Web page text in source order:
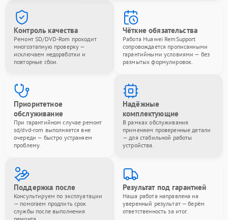
Контроль качества
Ремонт SD/DVD-Rom проходит
многоэтапную проверку —
исключаем недоработки и
повторные сбои.
Чёткие обязательства
Работа Huawei RemSupport
сопровождается прописанными
гарантийными условиями — без
размытых формулировок.
Приоритетное
обслуживание
При гарантийном случае ремонт
sd/dvd-rom выполняется вне
очереди — быстро устраняем
проблему.
Надёжные
комплектующие
В рамках обслуживания
применяем проверенные детали
— для стабильной работы
устройства.
Поддержка после
Консультируем по эксплуатации
— помогаем продлить срок
службы после выполнения
Результат под гарантией
Наша работа направлена на
уверенный результат — берём
ответственность за итог.